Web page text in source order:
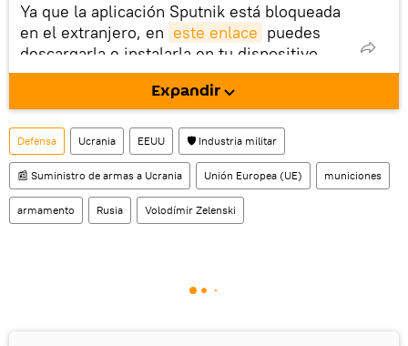
Ya que la aplicación Sputnik está bloqueada
en el extranjero, en este enlace puedes
descargarla e instalarla en tu dispositivo
móvil (¡solo para Android!).
También tenemos una cuenta en la red
social rusa VK .
Expandir
Defensa Ucrania EEUU 🛡️ Industria militar
📰 Suministro de armas a Ucrania Unión Europea (UE) municiones
armamento Rusia Volodímir Zelenski